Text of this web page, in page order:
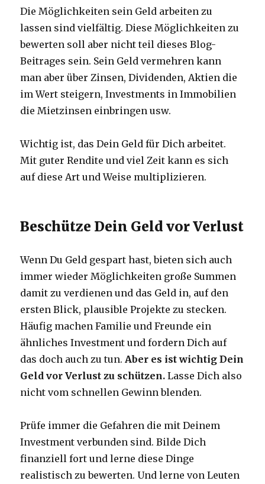
Die Möglichkeiten sein Geld arbeiten zu
lassen sind vielfältig. Diese Möglichkeiten zu
bewerten soll aber nicht teil dieses Blog-
Beitrages sein. Sein Geld vermehren kann
man aber über Zinsen, Dividenden, Aktien die
im Wert steigern, Investments in Immobilien
die Mietzinsen einbringen usw.
Wichtig ist, das Dein Geld für Dich arbeitet.
Mit guter Rendite und viel Zeit kann es sich
auf diese Art und Weise multiplizieren.
Beschütze Dein Geld vor Verlust
Wenn Du Geld gespart hast, bieten sich auch
immer wieder Möglichkeiten große Summen
damit zu verdienen und das Geld in, auf den
ersten Blick, plausible Projekte zu stecken.
Häufig machen Familie und Freunde ein
ähnliches Investment und fordern Dich auf
das doch auch zu tun. Aber es ist wichtig Dein
Geld vor Verlust zu schützen. Lasse Dich also
nicht vom schnellen Gewinn blenden.
Prüfe immer die Gefahren die mit Deinem
Investment verbunden sind. Bilde Dich
finanziell fort und lerne diese Dinge
realistisch zu bewerten. Und lerne von Leuten